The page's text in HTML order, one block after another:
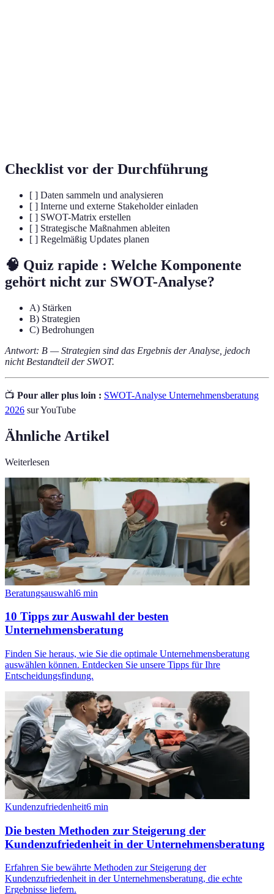
Checklist vor der Durchführung
[ ] Daten sammeln und analysieren
[ ] Interne und externe Stakeholder einladen
[ ] SWOT-Matrix erstellen
[ ] Strategische Maßnahmen ableiten
[ ] Regelmäßig Updates planen
🧠 Quiz rapide : Welche Komponente
gehört nicht zur SWOT-Analyse?
A) Stärken
B) Strategien
C) Bedrohungen
Antwort: B — Strategien sind das Ergebnis der Analyse, jedoch
nicht Bestandteil der SWOT.
📺 Pour aller plus loin : SWOT-Analyse Unternehmensberatung
2026 sur YouTube
Ähnliche Artikel
Weiterlesen
Beratungsauswahl6 min
10 Tipps zur Auswahl der besten
Unternehmensberatung
Finden Sie heraus, wie Sie die optimale Unternehmensberatung
auswählen können. Entdecken Sie unsere Tipps für Ihre
Entscheidungsfindung.
Kundenzufriedenheit6 min
Die besten Methoden zur Steigerung der
Kundenzufriedenheit in der Unternehmensberatung
Erfahren Sie bewährte Methoden zur Steigerung der
Kundenzufriedenheit in der Unternehmensberatung, die echte
Ergebnisse liefern.